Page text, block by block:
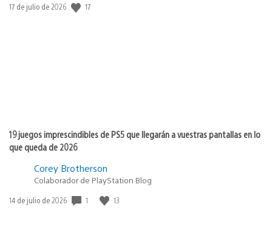
Fecha
17 de julio de 2026 17
19 juegos imprescindibles de PS5 que llegarán a vuestras pantallas en lo
que queda de 2026
Corey Brotherson
Colaborador de PlayStation Blog
Fecha
14 de julio de 2026 1 13